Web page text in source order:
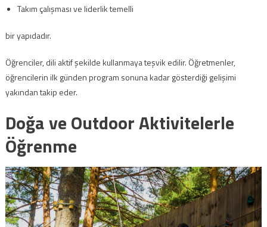
Takım çalışması ve liderlik temelli
bir yapıdadır.
Öğrenciler, dili aktif şekilde kullanmaya teşvik edilir. Öğretmenler,
öğrencilerin ilk günden program sonuna kadar gösterdiği gelişimi
yakından takip eder.
Doğa ve Outdoor Aktivitelerle
Öğrenme